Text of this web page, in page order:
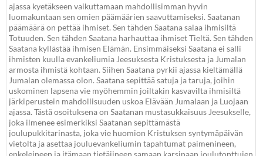
ajassa kyetäkseen vaikuttamaan mahdollisimman hyvin
luomakuntaan sen omien päämäärien saavuttamiseksi. Saatanan
päämäärä on pettää ihmiset. Sen tähden Saatana salaa ihmisiltä
Totuuden. Sen tähden Saatana harhauttaa ihmiset Tieltä. Sen tähden
Saatana kyllästää ihmisen Elämän. Ensimmäiseksi Saatana ei salli
ihmisten kuulla evankeliumia Jeesuksesta Kristuksesta ja Jumalan
armosta ihmistä kohtaan. Siihen Saatana pyrkii ajassa kieltämällä
Jumalan olemassa olon. Saatana sepittää satuja ja taruja, joihin
uskominen lapsena vie myöhemmin joiltakin kasvavilta ihmisiltä
järkiperustein mahdollisuuden uskoa Elävään Jumalaan ja Luojaan
ajassa. Tästä osoituksena on Saatanan mustasukkaisuus Jeesukselle,
joka ilmenee esimerkiksi Saatanan sepittämästä
joulupukkitarinasta, joka vie huomion Kristuksen syntymäpäivän
vietolta ja asettaa jouluevankeliumin tapahtumat paimenineen,